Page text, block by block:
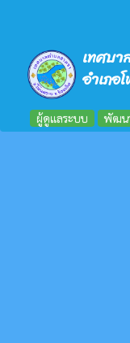
เทศบ
อำเภอ
ผู้ดูแลระบบ พัฒน